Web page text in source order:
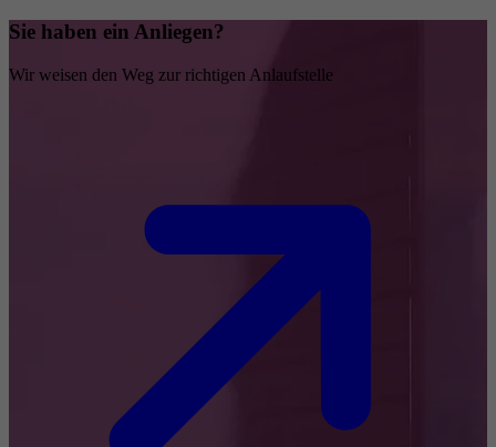
Sie haben ein Anliegen?
Wir weisen den Weg zur richtigen Anlaufstelle